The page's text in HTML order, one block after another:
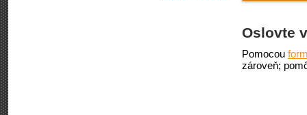
Oslovte
Pomocou
zároveň;